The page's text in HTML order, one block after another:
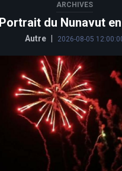
ARCHIVES
Portrait du Nunavut
Autre 2026-08-05